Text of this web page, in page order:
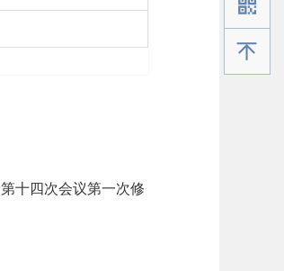
十四次会议第一次修
手机版